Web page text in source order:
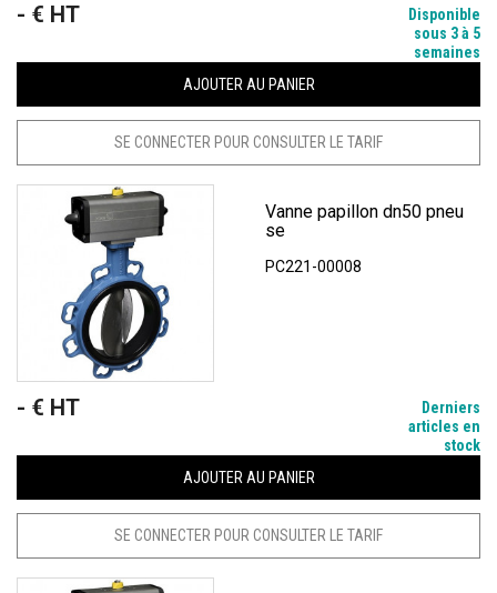
Prix
- € HT
Disponible
sous 3 à 5
semaines
AJOUTER AU PANIER
SE CONNECTER POUR CONSULTER LE TARIF
Vanne papillon dn50 pneu
se
PC221-00008
Prix
- € HT
Derniers
articles en
stock
AJOUTER AU PANIER
SE CONNECTER POUR CONSULTER LE TARIF